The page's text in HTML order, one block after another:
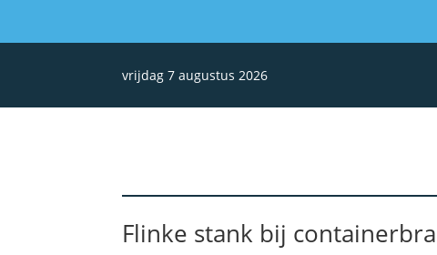
vrijdag 7 augustus 2026
Flinke stank bij